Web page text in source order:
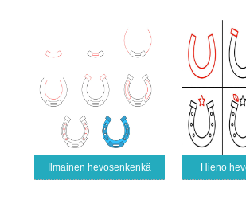
Ilmainen hevosenkenkä Hieno